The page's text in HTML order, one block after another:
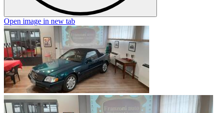
Open image in new tab